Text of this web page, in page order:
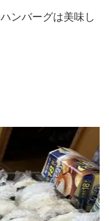
ンバーグは美味し